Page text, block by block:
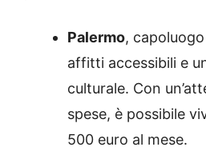
Palermo,
affitti accessibili e
culturale. Con
spese, è possibile
500 euro al mese.